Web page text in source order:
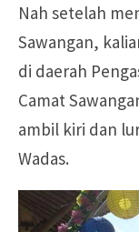
Nah setelah
Sawangan,
di daerah
Camat
ambil kiri dan
Wadas.